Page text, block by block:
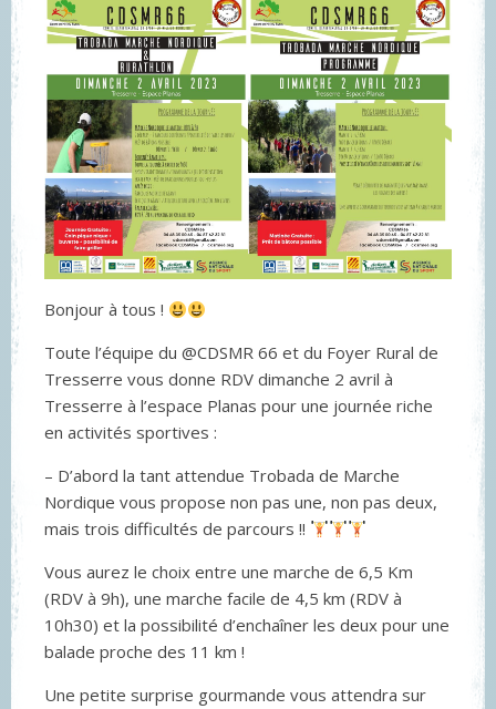
Bonjour à tous !
Toute l’équipe du @CDSMR 66 et du Foyer Rural de
Tresserre vous donne RDV dimanche 2 avril à
Tresserre à l’espace Planas pour une journée riche
en activités sportives :
– D’abord la tant attendue Trobada de Marche
Nordique vous propose non pas une, non pas deux,
mais trois difficultés de parcours !!
Vous aurez le choix entre une marche de 6,5 Km
(RDV à 9h), une marche facile de 4,5 km (RDV à
10h30) et la possibilité d’enchaîner les deux pour une
balade proche des 11 km !
Une petite surprise gourmande vous attendra sur